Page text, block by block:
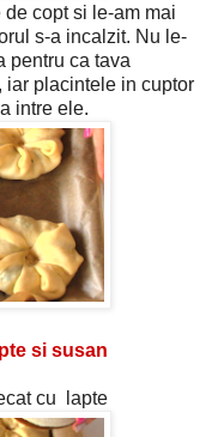
copt si le-am mai
s-a incalzit. Nu le-
pentru ca tava
iar placintele in cuptor
intre ele.
si susan
cu lapte